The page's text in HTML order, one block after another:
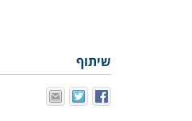
שיתוף